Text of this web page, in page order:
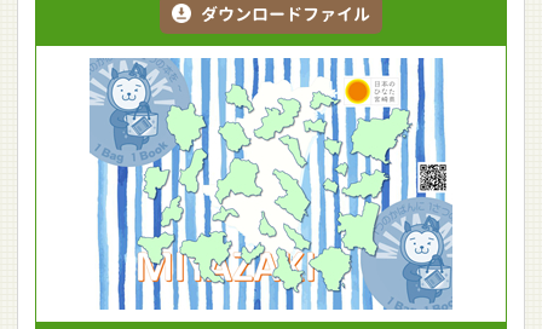
ダウンロードファイル